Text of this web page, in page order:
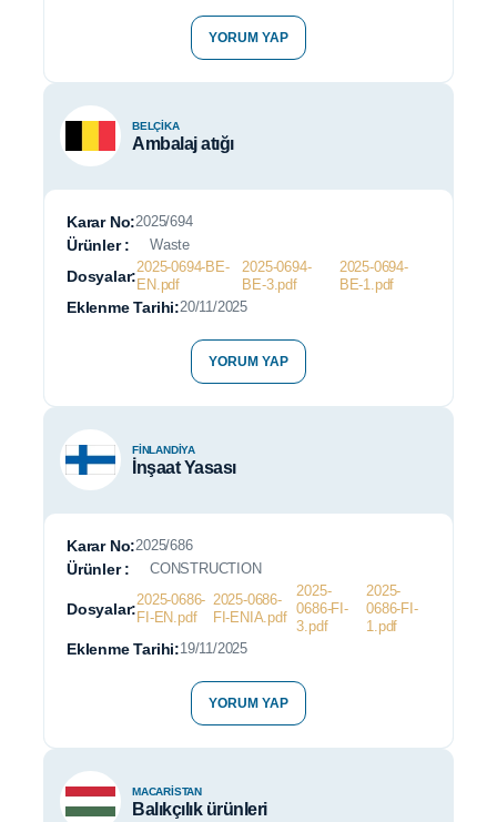
YORUM YAP
BELÇIKA
Ambalaj atığı
Karar No:2025/694
Ürünler : Waste
Dosyalar:
2025-0694-BE-
EN.pdf
2025-0694-
BE-3.pdf
2025-0694-
BE-1.pdf
Eklenme Tarihi:20/11/2025
YORUM YAP
FINLANDIYA
İnşaat Yasası
Karar No:2025/686
Ürünler : CONSTRUCTION
Dosyalar:
2025-0686-
FI-EN.pdf
2025-0686-
FI-ENIA.pdf
2025-
0686-FI-
3.pdf
2025-
0686-FI-
1.pdf
Eklenme Tarihi:19/11/2025
YORUM YAP
MACARISTAN
Balıkçılık ürünleri